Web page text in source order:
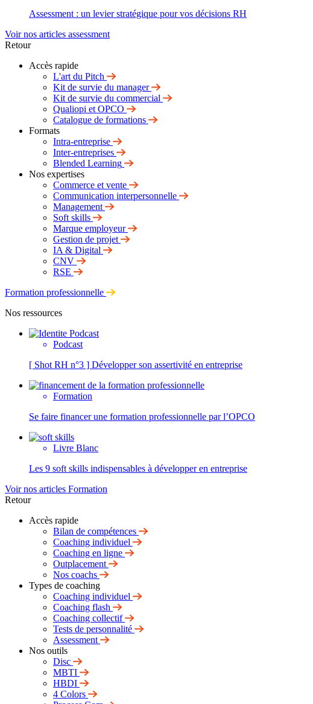
Assessment : un levier stratégique pour vos décisions RH
Voir nos articles assessment
Retour
Accès rapide
L'art du Pitch
Kit de survie du manager
Kit de survie du commercial
Qualiopi et OPCO
Catalogue de formations
Formats
Intra-entreprise
Inter-entreprises
Blended Learning
Nos expertises
Commerce et vente
Communication interpersonnelle
Management
Soft skills
Marque employeur
Gestion de projet
IA & Digital
CNV
RSE
Formation professionnelle
Nos ressources
Podcast
[ Shot RH n°3 ] Développer son assertivité en entreprise
Formation
Se faire financer une formation professionnelle par l’OPCO
Livre Blanc
Les 9 soft skills indispensables à développer en entreprise
Voir nos articles Formation
Retour
Accès rapide
Bilan de compétences
Coaching individuel
Coaching en ligne
Outplacement
Nos coachs
Types de coaching
Coaching individuel
Coaching flash
Coaching collectif
Tests de personnalité
Assessment
Nos outils
Disc
MBTI
HBDI
4 Colors